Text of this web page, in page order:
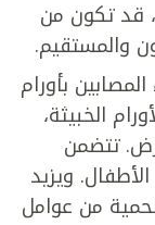
قد تكون من
والمستقيم.
بأورام
الخبيثة،
تتضمن
ويزيد
من عوامل